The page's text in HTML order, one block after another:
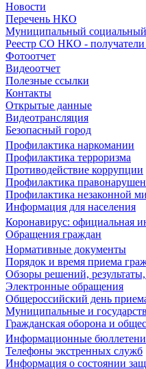
Новости
Перечень НКО
Муниципальный социальный
Реестр СО НКО -
Фотоотчет
Видеоотчет
Полезные ссылки
Контакты
Открытые данные
Видеотрансляция
Безопасный город
Профилактика наркомании
Профилактика терроризма
Противодействие коррупции
Профилактика
Профилактика незаконной
Информация для населения
Коронавирус: официальная
Обращения граждан
Нормативные документы
Порядок и время приема
Обзоры решений,
Электронные обращения
Общероссийский день
Муниципальные и
Гражданская оборона и
Информационные бюллетени
Телефоны экстренных служб
Информация о состоянии